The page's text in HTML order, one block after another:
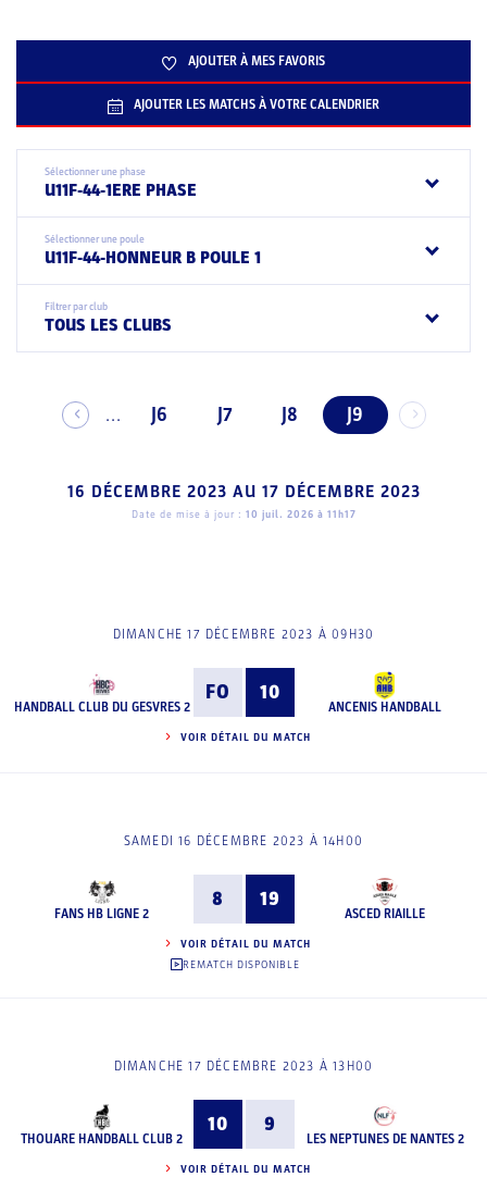
AJOUTER À MES FAVORIS
AJOUTER LES MATCHS À VOTRE CALENDRIER
Sélectionner une phase
U11F-44-1ERE PHASE
Sélectionner une poule
U11F-44-HONNEUR B POULE 1
Filtrer par club
TOUS LES CLUBS
... J6 J7 J8 J9
16 DÉCEMBRE 2023 AU 17 DÉCEMBRE 2023
Date de mise à jour : 10 juil. 2026 à 11h17
DIMANCHE 17 DÉCEMBRE 2023 À 09H30
HANDBALL CLUB DU GESVRES 2
FO 10
ANCENIS HANDBALL
VOIR DÉTAIL DU MATCH
SAMEDI 16 DÉCEMBRE 2023 À 14H00
FANS HB LIGNE 2
8 19
ASCED RIAILLE
VOIR DÉTAIL DU MATCH
REMATCH DISPONIBLE
DIMANCHE 17 DÉCEMBRE 2023 À 13H00
THOUARE HANDBALL CLUB 2
10 9
LES NEPTUNES DE NANTES 2
VOIR DÉTAIL DU MATCH